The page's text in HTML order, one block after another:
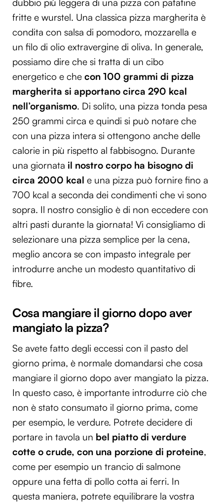
fritte e wurstel. Una classica pizza margherita è
condita con salsa di pomodoro, mozzarella e
un filo di olio extravergine di oliva. In generale,
possiamo dire che si tratta di un cibo
energetico e che con 100 grammi di pizza
margherita si apportano circa 290 kcal
nell’organismo. Di solito, una pizza tonda pesa
250 grammi circa e quindi si può notare che
con una pizza intera si ottengono anche delle
calorie in più rispetto al fabbisogno. Durante
una giornata il nostro corpo ha bisogno di
circa 2000 kcal e una pizza può fornire fino a
700 kcal a seconda dei condimenti che vi sono
sopra. Il nostro consiglio è di non eccedere con
altri pasti durante la giornata! Vi consigliamo di
selezionare una pizza semplice per la cena,
meglio ancora se con impasto integrale per
introdurre anche un modesto quantitativo di
fibre.
Cosa mangiare il giorno dopo aver
mangiato la pizza?
Se avete fatto degli eccessi con il pasto del
giorno prima, è normale domandarsi che cosa
mangiare il giorno dopo aver mangiato la pizza.
In questo caso, è importante introdurre ciò che
non è stato consumato il giorno prima, come
per esempio, le verdure. Potrete decidere di
portare in tavola un bel piatto di verdure
cotte o crude, con una porzione di proteine,
come per esempio un trancio di salmone
oppure una fetta di pollo cotta ai ferri. In
questa maniera, potrete equilibrare la vostra